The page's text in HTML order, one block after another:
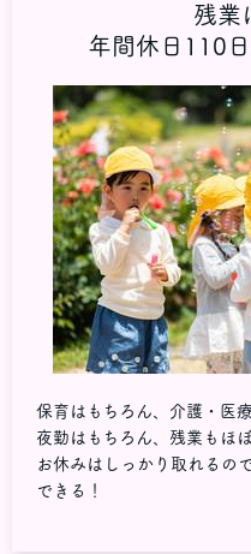
残業
年間休日110
保育はもちろん、介護・医
夜勤はもちろん、残業もほ
お休みはしっかり取れるの
できる！